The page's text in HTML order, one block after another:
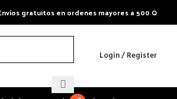
gratuitos en ordenes mayores a 500 Q
Login / Register